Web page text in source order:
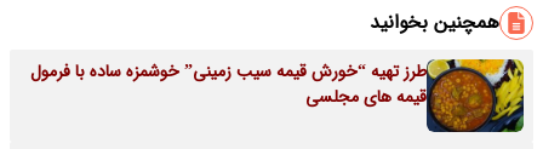
همچنین بخوانید
طرز تهیه “خورش قیمه سیب زمینی” خوشمزه ساده با فرمول
قیمه های مجلسی